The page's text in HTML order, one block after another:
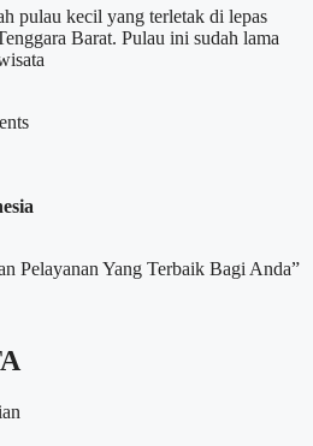
pulau kecil yang terletak di lepas
Barat. Pulau ini sudah lama
Pelayanan Yang Terbaik Bagi Anda”